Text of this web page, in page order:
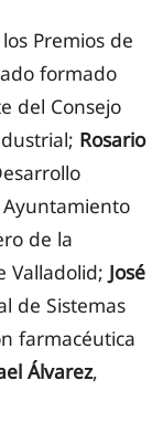
Premios de
formado
del Consejo
Rosario
Ayuntamiento
de la
Valladolid; José
de Sistemas
farmacéutica
Álvarez,